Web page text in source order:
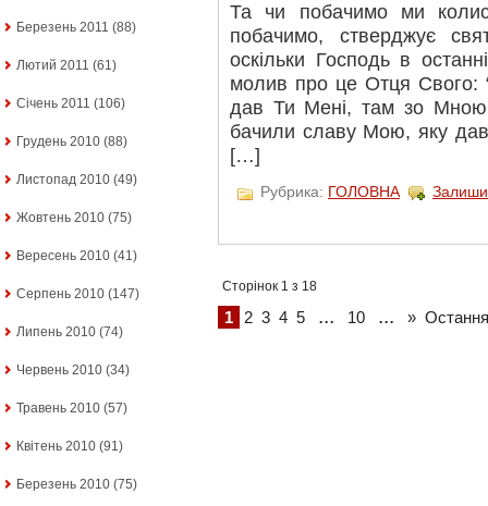
Березень 2011 (88)
Лютий 2011 (61)
Січень 2011 (106)
Грудень 2010 (88)
Листопад 2010 (49)
Жовтень 2010 (75)
Вересень 2010 (41)
Серпень 2010 (147)
Липень 2010 (74)
Червень 2010 (34)
Травень 2010 (57)
Квітень 2010 (91)
Березень 2010 (75)
Та чи побачимо ми
побачимо, стверджує
оскільки Господь в
молив про це Отця Свого:
дав Ти Мені, там зо
бачили славу Мою, яку
[…]
Рубрика: ГОЛОВНА
Сторінок 1 з 18
1 2 3 4 5 ... 10 ... »